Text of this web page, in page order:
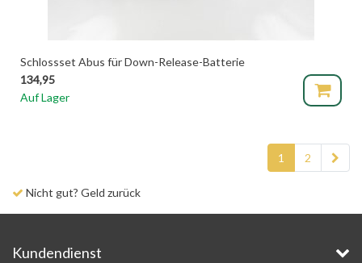
Schlossset Abus für Down-Release-Batterie
134,95
Auf Lager
1 2
Lieferzeit 1-3 Tage
Kundendienst